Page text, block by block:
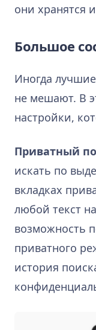
они хранятся
Большое
Иногда
не мешают. В
настройки,
Приватный
искать по
вкладках
любой текст
возможность
приватного
история